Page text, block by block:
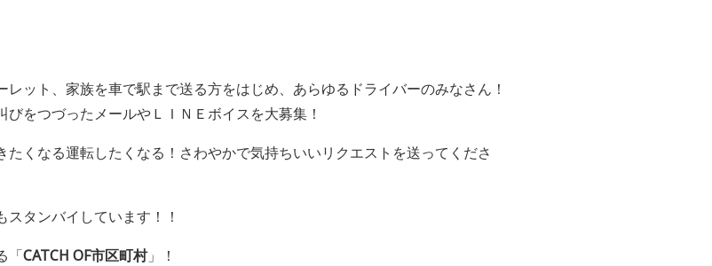
ット、家族を車で駅まで送る方をはじめ、あらゆるドライバーのみなさん！
をつづったメールやＬＩＮＥボイスを大募集！
たくなる運転したくなる！さわやかで気持ちいいリクエストを送ってくださ
スタンバイしています！！
「CATCH OF市区町村」！